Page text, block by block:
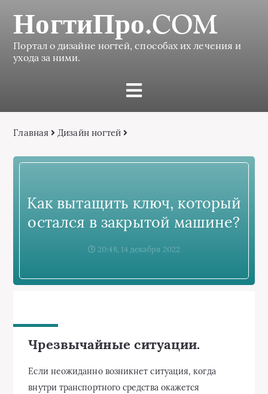
НогтиПро.COM
Портал о дизайне ногтей, способах их лечения и
ухода за ними.
Главная Дизайн ногтей
Как вытащить ключ, который
остался в закрытой машине?
20:48, 14 декабря 2022
Чрезвычайные ситуации.
Если неожиданно возникнет ситуация, когда
внутри транспортного средства окажется